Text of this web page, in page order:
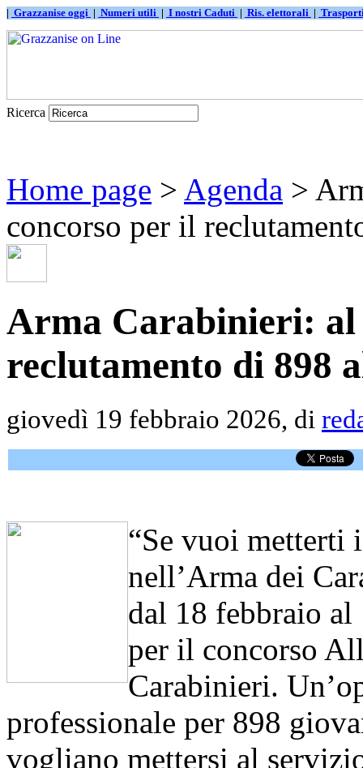
| Grazzanise oggi | Numeri utili | I nostri Caduti | Ris. elettorali |
Ricerca
Home page > Agenda >
concorso per il
Arma Carabinieri: al
reclutamento di 898
giovedì 19 febbraio 2026, di
“Se vuoi metterti
nell’Arma dei
dal 18 febbraio al
per il concorso
Carabinieri.
professionale per 898
vogliano mettersi al